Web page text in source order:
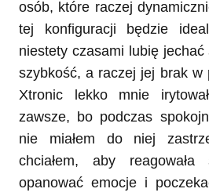
osób, które raczej
tej konfiguracji będzie
niestety czasami lubię
szybkość, a raczej jej brak w
Xtronic lekko mnie
zawsze, bo podczas
nie miałem do niej
chciałem, aby reagowała
opanować emocje i